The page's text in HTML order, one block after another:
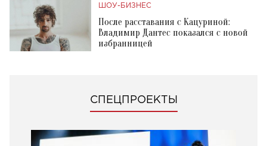
ШОУ-БИЗНЕС
После расставания с Кацуриной:
Владимир Дантес показался с новой
избранницей
СПЕЦПРОЕКТЫ